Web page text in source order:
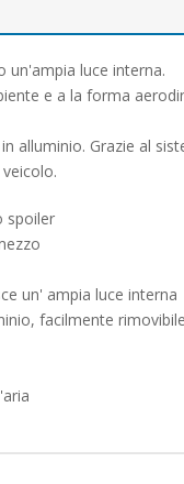
un'ampia luce interna.
e a la forma
alluminio. Grazie al
spoiler
un' ampia luce interna
facilmente